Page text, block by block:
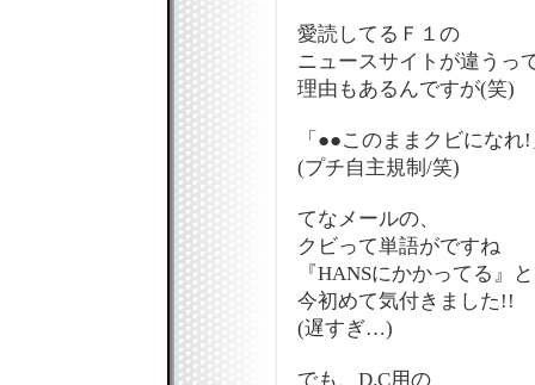
愛読してるＦ１の
ニュースサイトが違うっ
理由もあるんですが(笑)
「●●このままクビになれ
(プチ自主規制/笑)
てなメールの、
クビって単語がですね
『HANSにかかってる』
今初めて気付きました!!
(遅すぎ…)
でも、D.C用の